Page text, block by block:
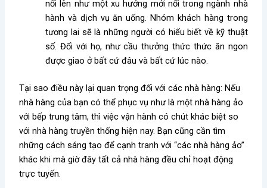
nổi lên như một xu hướng mới nổi trong ngành nhà
hành và dịch vụ ăn uống. Nhóm khách hàng trong
tương lai sẽ là những người có hiểu biết về kỹ thuật
số. Đối với họ, như cầu thưởng thức thức ăn ngon
được giao ở bất cứ đâu và bất cứ lúc nào.
Tại sao điều này lại quan trọng đối với các nhà hàng: Nếu
nhà hàng của bạn có thể phục vụ như là một nhà hàng ảo
với bếp trung tâm, thì việc vận hành có chút khác biệt so
với nhà hàng truyền thống hiện nay. Bạn cũng cần tìm
những cách sáng tạo để cạnh tranh với “các nhà hàng ảo”
khác khi mà giờ đây tất cả nhà hàng đều chỉ hoạt động
trực tuyến.